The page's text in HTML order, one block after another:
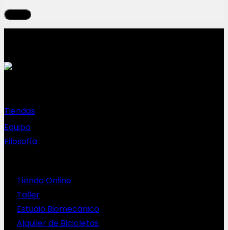
Tiendas
Equipo
Filosofía
Tienda Online
Taller
Estudio Biomecánico
Alquiler de Bicicletas